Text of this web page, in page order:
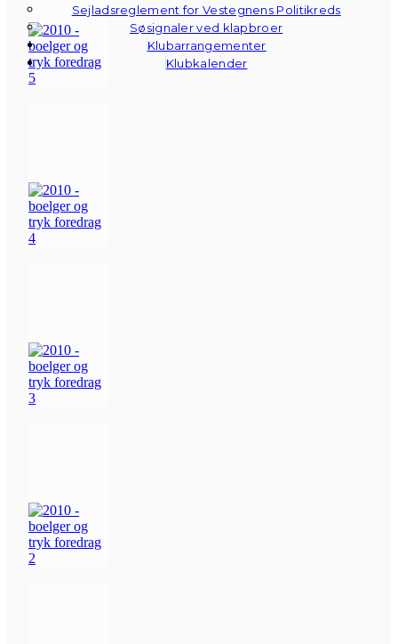
Sejladsreglement for Vestegnens Politikreds
Søsignaler ved klapbroer
Klubarrangementer
Klubkalender